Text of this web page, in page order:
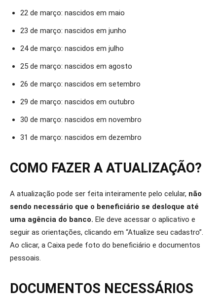
22 de março: nascidos em maio
23 de março: nascidos em junho
24 de março: nascidos em julho
25 de março: nascidos em agosto
26 de março: nascidos em setembro
29 de março: nascidos em outubro
30 de março: nascidos em novembro
31 de março: nascidos em dezembro
COMO FAZER A ATUALIZAÇÃO?
A atualização pode ser feita inteiramente pelo celular, não
sendo necessário que o beneficiário se desloque até
uma agência do banco. Ele deve acessar o aplicativo e
seguir as orientações, clicando em “Atualize seu cadastro”.
Ao clicar, a Caixa pede foto do beneficiário e documentos
pessoais.
DOCUMENTOS NECESSÁRIOS